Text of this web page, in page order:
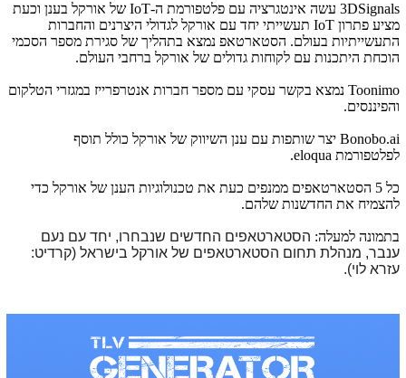
3DSignals עשה אינטגרציה עם פלטפורמת ה-IoT של אורקל בענן וכעת
מציע פתרון IoT תעשייתי יחד עם אורקל לגדולי היצרנים והחברות
התעשייתיות בעולם. הסטארטאפ נמצא בתהליך של סגירת מספר הסכמי
הוכחת היתכנות עם לקוחות גדולים של אורקל ברחבי העולם.
Toonimo נמצא בקשר עסקי עם מספר חברות אנטרפרייז במגזרי הטלקום
והפיננסים.
Bonobo.ai יצר שותפות עם ענן השיווק של אורקל כולל תוסף
לפלטפורמת eloqua
.
כל 5 הסטארטאפים ממנפים כעת את טכנולוגיות הענן של אורקל כדי
להצמיח את החדשנות שלהם.
בתמונה למעלה: הסטארטאפים החדשים שנבחרו, יחד עם נעם
ענבר, מנהלת תחום הסטארטאפים של אורקל בישראל (קרדיט:
עזרא לוי).